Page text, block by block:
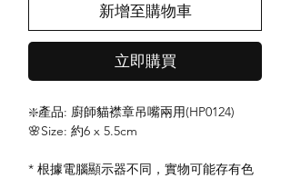
新增至購物車
立即購買
❇️產品: 廚師貓襟章吊嘴兩用(HP0124)
🌸Size: 約6 x 5.5cm
* 根據電腦顯示器不同，實物可能存有色